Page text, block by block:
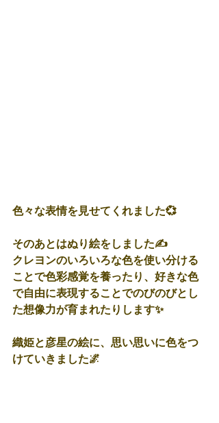
色々な表情を見せてくれました💞
そのあとはぬり絵をしました✍
クレヨンのいろいろな色を使い分ける
ことで色彩感覚を養ったり、好きな色
で自由に表現することでのびのびとし
た想像力が育まれたりします✨
織姫と彦星の絵に、思い思いに色をつ
けていきました🌌